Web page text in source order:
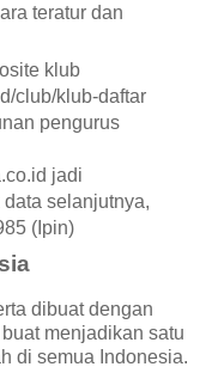
teratur dan
klub
club/klub-daftar
pengurus
jadi
selanjutnya,
(Ipin)
dibuat dengan
menjadikan satu
di semua Indonesia.